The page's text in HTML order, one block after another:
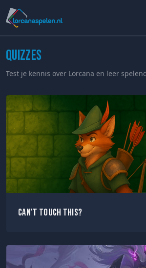
Quizzes
Test je kennis over Lorcana en leer
Can't Touch This?